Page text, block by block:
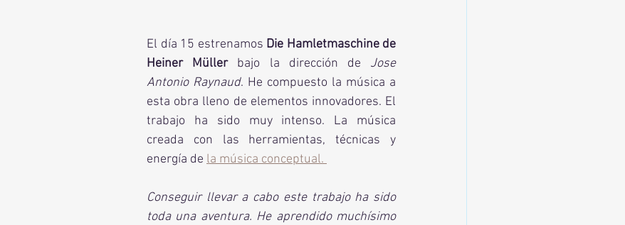
El día 15 estrenamos Die Hamletmaschine de
Heiner Müller bajo la dirección de Jose
Antonio Raynaud. He compuesto la música a
esta obra lleno de elementos innovadores. El
trabajo ha sido muy intenso. La música
creada con las herramientas, técnicas y
energía de la música conceptual.
Conseguir llevar a cabo este trabajo ha sido
toda una aventura. He aprendido muchísimo